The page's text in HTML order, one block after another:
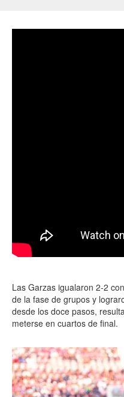
Las Garzas igualaron 2-2
de la fase de grupos y
desde los doce pasos,
meterse en cuartos de final.